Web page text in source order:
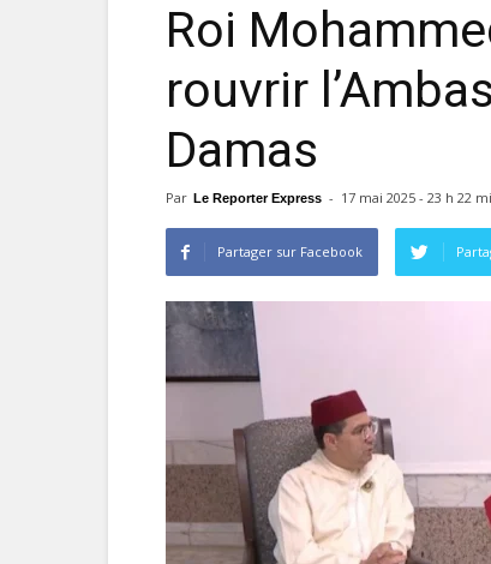
Roi
rouvrir
Damas
Par Le Reporter Express - 17 mai 2025 - 23 h 22
Partager sur Facebook